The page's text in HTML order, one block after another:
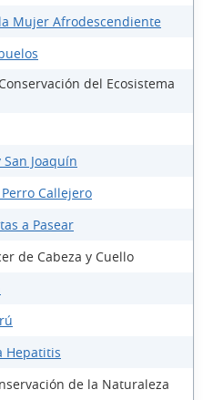
Mujer Afrodescendiente
del Ecosistema
Joaquín
Callejero
a Pasear
de Cabeza y Cuello
Hepatitis
de la Naturaleza